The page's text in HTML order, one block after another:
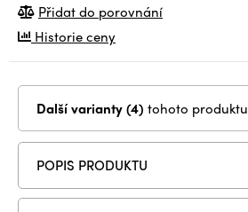
Přidat do porovnání
Historie ceny
Další varianty (4) tohoto produktu
POPIS PRODUKTU